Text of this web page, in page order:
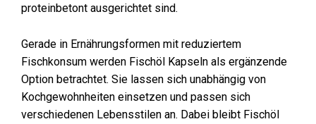
proteinbetont ausgerichtet sind.
Gerade in Ernährungsformen mit reduziertem
Fischkonsum werden Fischöl Kapseln als ergänzende
Option betrachtet. Sie lassen sich unabhängig von
Kochgewohnheiten einsetzen und passen sich
verschiedenen Lebensstilen an. Dabei bleibt Fischöl